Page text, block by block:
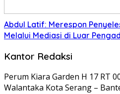
Abdul Latif: Merespon
Melalui Mediasi di Luar
Kantor Redaksi
Perum Kiara Garden H 17 RT
Walantaka Kota Serang –